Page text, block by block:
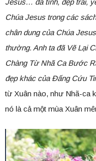
Jesus… đa tình, đẹp trai,
Chúa Jesus trong các
chân dung của Chúa
thường. Anh ta đã Vẽ Lại
Chàng Từ Nhã Ca Bước
đẹp khác của Đấng Cứu
từ Xuân nào, như Nhã-ca
nó là cả một mùa Xuân